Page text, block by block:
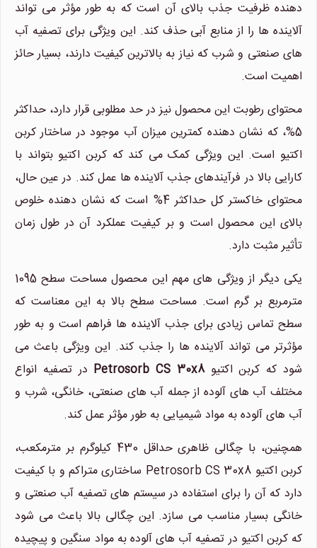
دهنده ظرفیت جذب بالای آن است که به طور مؤثر می تواند
آلاینده ها را از منابع آبی حذف کند. این ویژگی برای تصفیه آب
های صنعتی و شرب که نیاز به بالاترین کیفیت دارند، بسیار حائز
اهمیت است.
محتوای رطوبت این محصول نیز در حد مطلوبی قرار دارد، حداکثر
5%، که نشان دهنده کمترین میزان آب موجود در ساختار کربن
اکتیو است. این ویژگی کمک می کند که کربن اکتیو بتواند با
کارایی بالا در فرآیندهای جذب آلاینده ها عمل کند. در عین حال،
محتوای خاکستر کل حداکثر 4% است که نشان دهنده خلوص
بالای این محصول است و بر کیفیت عملکرد آن در طول زمان
تأثیر مثبت دارد.
یکی دیگر از ویژگی های مهم این محصول مساحت سطح 1095
مترمربع بر گرم است. مساحت سطح بالا به این معناست که
سطح تماس زیادی برای جذب آلاینده ها فراهم است و به طور
مؤثرتر می تواند آلاینده ها را جذب کند. این ویژگی باعث می
شود که کربن اکتیوPetrosorb CS 30x8 در تصفیه انواع
مختلف آب های آلوده از جمله آب های صنعتی، خانگی، شرب و
آب های آلوده به مواد شیمیایی به طور مؤثر عمل کند.
همچنین، با چگالی ظاهری حداقل 430 کیلوگرم بر مترمکعب،
کربن اکتیو Petrosorb CS 30x8 ساختاری متراکم و با کیفیت
دارد که آن را برای استفاده در سیستم های تصفیه آب صنعتی و
خانگی بسیار مناسب می سازد. این چگالی بالا باعث می شود
که کربن اکتیو در تصفیه آب های آلوده به مواد سنگین و پیچیده